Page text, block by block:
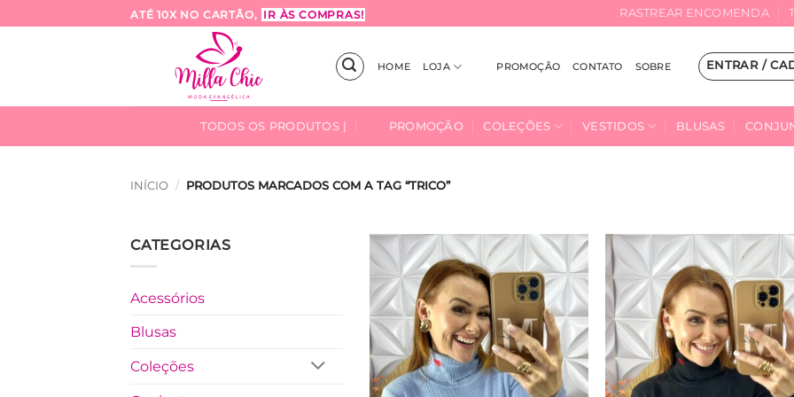
to
ATÉ 10X NO CARTÃO, IR ÀS COMPRAS! RASTREAR ENCOMENDA
HOME LOJA PROMOÇÃO CONTATO SOBRE ENTRAR /
TODOS OS PRODUTOS | PROMOÇÃO COLEÇÕES VESTIDOS BLUSAS
INÍCIO / PRODUTOS MARCADOS COM A TAG “TRICO”
CATEGORIAS
Acessórios
Blusas
Coleções